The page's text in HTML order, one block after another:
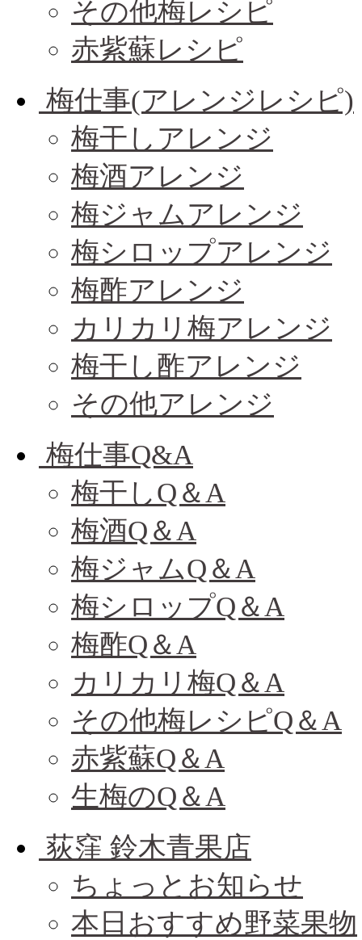
その他梅レシピ
赤紫蘇レシピ
梅仕事(アレンジレシピ)
梅干しアレンジ
梅酒アレンジ
梅ジャムアレンジ
梅シロップアレンジ
梅酢アレンジ
カリカリ梅アレンジ
梅干し酢アレンジ
その他アレンジ
梅仕事Q&A
梅干しQ＆A
梅酒Q＆A
梅ジャムQ＆A
梅シロップQ＆A
梅酢Q＆A
カリカリ梅Q＆A
その他梅レシピQ＆A
赤紫蘇Q＆A
生梅のQ＆A
荻窪 鈴木青果店
ちょっとお知らせ
本日おすすめ野菜果物